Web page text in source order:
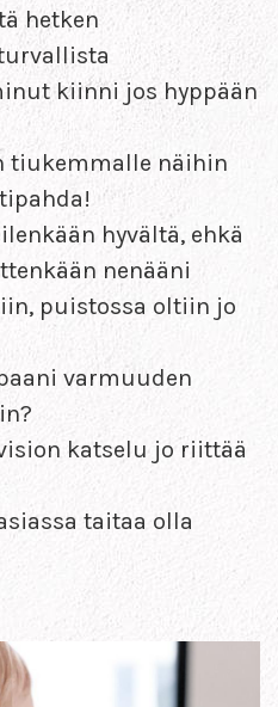
hetken
kiinni jos hyppään
tiukemmalle näihin
hyvältä, ehkä
nenääni
puistossa oltiin jo
varmuuden
katselu jo riittää
taitaa olla